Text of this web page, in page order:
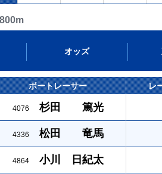
オッズ
ボートレーサー レ
4076 杉田 篤光
4336 松田 竜馬
4864 小川 日紀太